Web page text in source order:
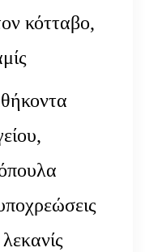
κότταβο,